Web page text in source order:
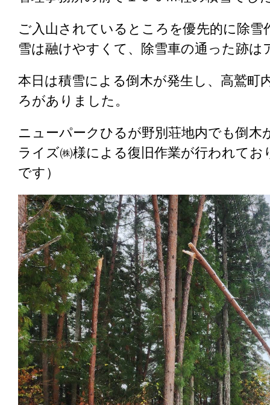
ご入山されているところを優先的に除
雪は融けやすくて、除雪車の通った跡
本日は積雪による倒木が発生し、高鷲町
ろがありました。
ニューパークひるが野別荘地内でも倒木
ライズ㈱様による復旧作業が行われてお
です）